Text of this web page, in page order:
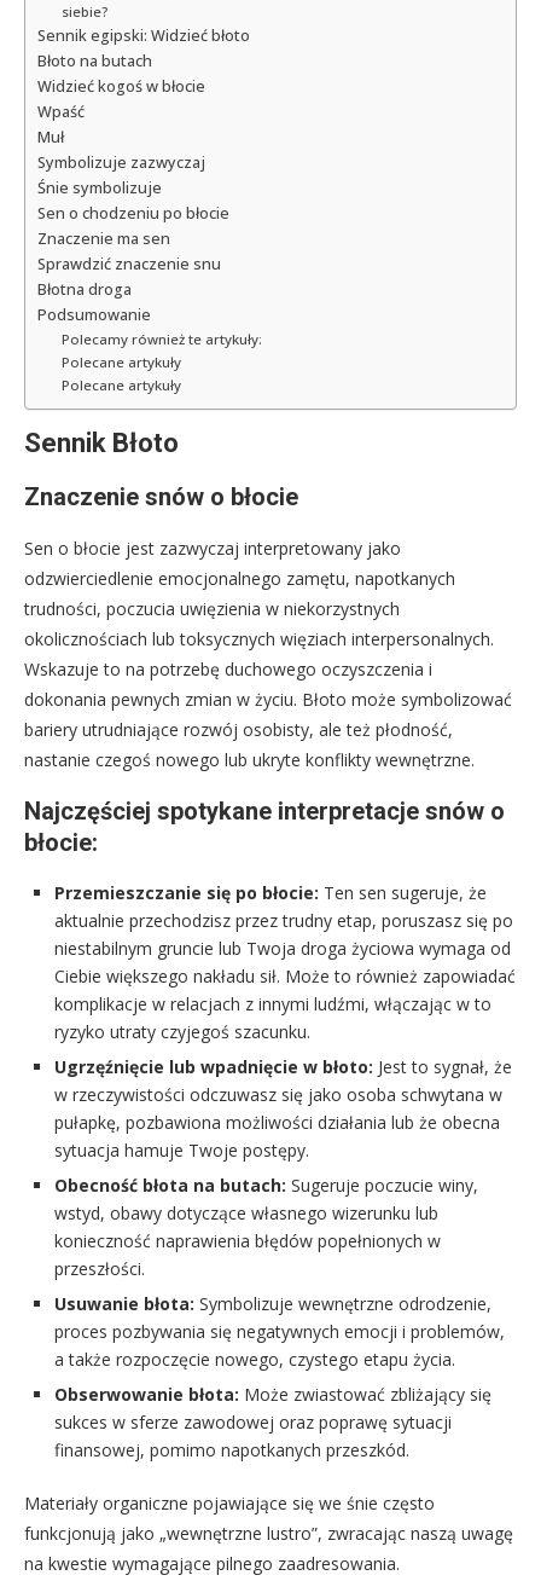
siebie?
Sennik egipski: Widzieć błoto
Błoto na butach
Widzieć kogoś w błocie
Wpaść
Muł
Symbolizuje zazwyczaj
Śnie symbolizuje
Sen o chodzeniu po błocie
Znaczenie ma sen
Sprawdzić znaczenie snu
Błotna droga
Podsumowanie
Polecamy również te artykuły:
Polecane artykuły
Polecane artykuły
Sennik Błoto
Znaczenie snów o błocie
Sen o błocie jest zazwyczaj interpretowany jako
odzwierciedlenie emocjonalnego zamętu, napotkanych
trudności, poczucia uwięzienia w niekorzystnych
okolicznościach lub toksycznych więziach interpersonalnych.
Wskazuje to na potrzebę duchowego oczyszczenia i
dokonania pewnych zmian w życiu. Błoto może symbolizować
bariery utrudniające rozwój osobisty, ale też płodność,
nastanie czegoś nowego lub ukryte konflikty wewnętrzne.
Najczęściej spotykane interpretacje snów o
błocie:
Przemieszczanie się po błocie: Ten sen sugeruje, że
aktualnie przechodzisz przez trudny etap, poruszasz się po
niestabilnym gruncie lub Twoja droga życiowa wymaga od
Ciebie większego nakładu sił. Może to również zapowiadać
komplikacje w relacjach z innymi ludźmi, włączając w to
ryzyko utraty czyjegoś szacunku.
Ugrzęźnięcie lub wpadnięcie w błoto: Jest to sygnał, że
w rzeczywistości odczuwasz się jako osoba schwytana w
pułapkę, pozbawiona możliwości działania lub że obecna
sytuacja hamuje Twoje postępy.
Obecność błota na butach: Sugeruje poczucie winy,
wstyd, obawy dotyczące własnego wizerunku lub
konieczność naprawienia błędów popełnionych w
przeszłości.
Usuwanie błota: Symbolizuje wewnętrzne odrodzenie,
proces pozbywania się negatywnych emocji i problemów,
a także rozpoczęcie nowego, czystego etapu życia.
Obserwowanie błota: Może zwiastować zbliżający się
sukces w sferze zawodowej oraz poprawę sytuacji
finansowej, pomimo napotkanych przeszkód.
Materiały organiczne pojawiające się we śnie często
funkcjonują jako „wewnętrzne lustro”, zwracając naszą uwagę
na kwestie wymagające pilnego zaadresowania.